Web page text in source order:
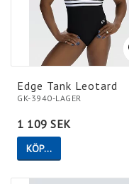
Edge Tank Leotard
GK-3940-LAGER
1 109 SEK
KÖP…